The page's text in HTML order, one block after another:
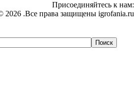
Присоединяйтесь к нам:
2026 .Все права защищены igrofania.ru